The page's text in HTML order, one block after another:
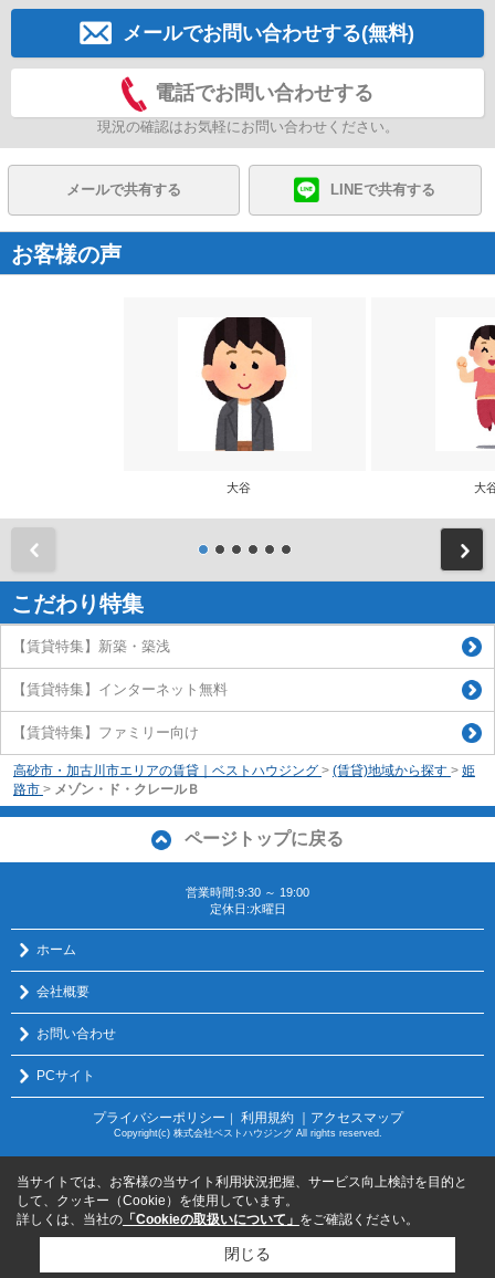
メールでお問い合わせする(無料)
電話でお問い合わせする
現況の確認はお気軽にお問い合わせください。
メールで共有する LINEで共有する
お客様の声
大谷 大
こだわり特集
【賃貸特集】新築・築浅
【賃貸特集】インターネット無料
【賃貸特集】ファミリー向け
高砂市・加古川市エリアの賃貸｜ベストハウジング > (賃貸)地域から探す > 姫
路市 > メゾン・ド・クレールＢ
ページトップに戻る
営業時間:9:30 ～ 19:00
定休日:水曜日
ホーム
会社概要
お問い合わせ
PCサイト
プライバシーポリシー 利用規約 ｜アクセスマップ
Copyright(c) 株式会社ベストハウジング All rights reserved.
当サイトでは、お客様の当サイト利用状況把握、サービス向上検討を目的と
して、クッキー（Cookie）を使用しています。
詳しくは、当社の 「Cookieの取扱いについて」 をご確認ください。
閉じる